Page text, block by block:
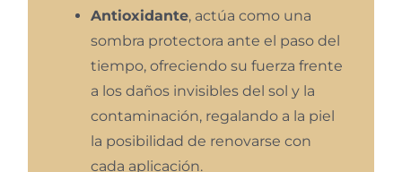
Antioxidante, actúa como una
sombra protectora ante el paso del
tiempo, ofreciendo su fuerza frente
a los daños invisibles del sol y la
contaminación, regalando a la piel
la posibilidad de renovarse con
cada aplicación.